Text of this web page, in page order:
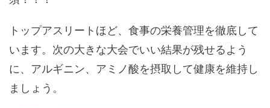
トップアスリートほど、食事の栄養管理を徹底して
います。次の大きな大会でいい結果が残せるよう
に、アルギニン、アミノ酸を摂取して健康を維持し
ましょう。